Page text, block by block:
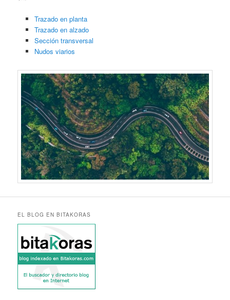
Trazado en planta
Trazado en alzado
Sección transversal
Nudos viarios
EL BLOG EN BITAKORAS